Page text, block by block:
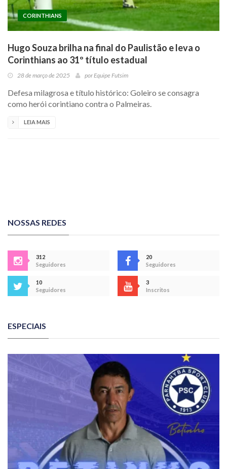
CORINTHIANS
Hugo Souza brilha na final do Paulistão e leva o
Corinthians ao 31º título estadual
28 de março de 2025 por Equipe Futsim
Defesa milagrosa e título histórico: Goleiro se consagra
como herói corintiano contra o Palmeiras.
LEIA MAIS
NOSSAS REDES
312
Seguidores
20
Seguidores
10
Seguidores
3
Inscritos
ESPECIAIS